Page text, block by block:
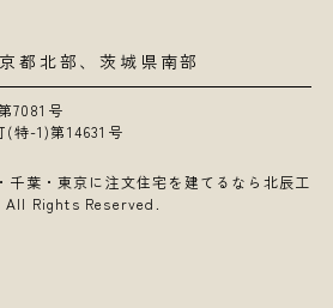
都北部、茨城県南部
7081号
(特-1)第14631号
千葉・東京に注文住宅を建てるなら北辰工
All Rights Reserved.